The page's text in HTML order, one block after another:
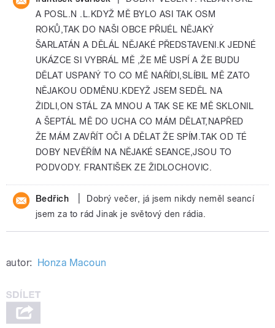
A POSL.N .L.KDYŽ MĚ BYLO ASI TAK OSM
ROKŮ,TAK DO NAŠI OBCE PŘIJÉL NĚJAKÝ
ŠARLATÁN A DĚLÁL NĚJAKÉ PŘEDSTAVENI.K JEDNÉ
UKÁZCE SI VYBRÁL MĚ ,ŽE MĚ USPÍ A ŽE BUDU
DĚLAT USPANÝ TO CO MĚ NAŘÍDI,SLÍBIL MĚ ZATO
NĚJAKOU ODMĚNU.KDEYŽ JSEM SEDĚL NA
ŽIDLI,ON STÁL ZA MNOU A TAK SE KE MĚ SKLONIL
A ŠEPTÁL MĚ DO UCHA CO MÁM DĚLAT,NAPŘED
ŽE MÁM ZAVŘÍT OČI A DĚLAT ŽE SPÍM.TAK OD TÉ
DOBY NEVĚŘÍM NA NĚJAKÉ SEANCE,JSOU TO
PODVODY. FRANTIŠEK ZE ŽIDLOCHOVIC.
Bedřich
Dobrý večer, já jsem nikdy neměl seancí
jsem za to rád Jinak je světový den rádia.
autor: Honza Macoun